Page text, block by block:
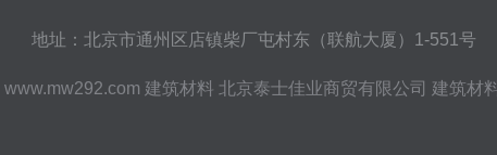
地址：北京市通州区店镇柴厂屯村东（联航大厦）1-551号
www.mw292.com 建筑材料 北京泰士佳业商贸有限公司 建筑材